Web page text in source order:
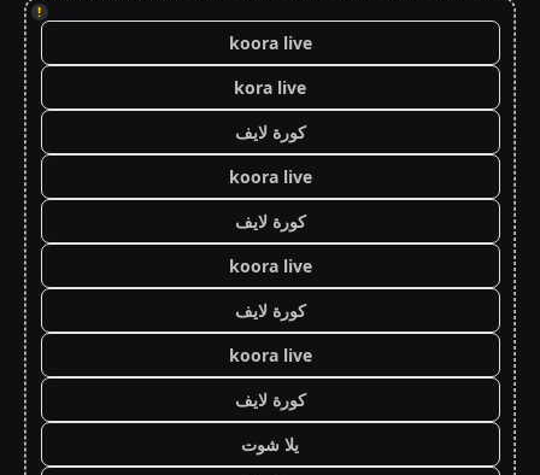
!
koora live
kora live
كورة لايف
koora live
كورة لايف
koora live
كورة لايف
koora live
كورة لايف
يلا شوت